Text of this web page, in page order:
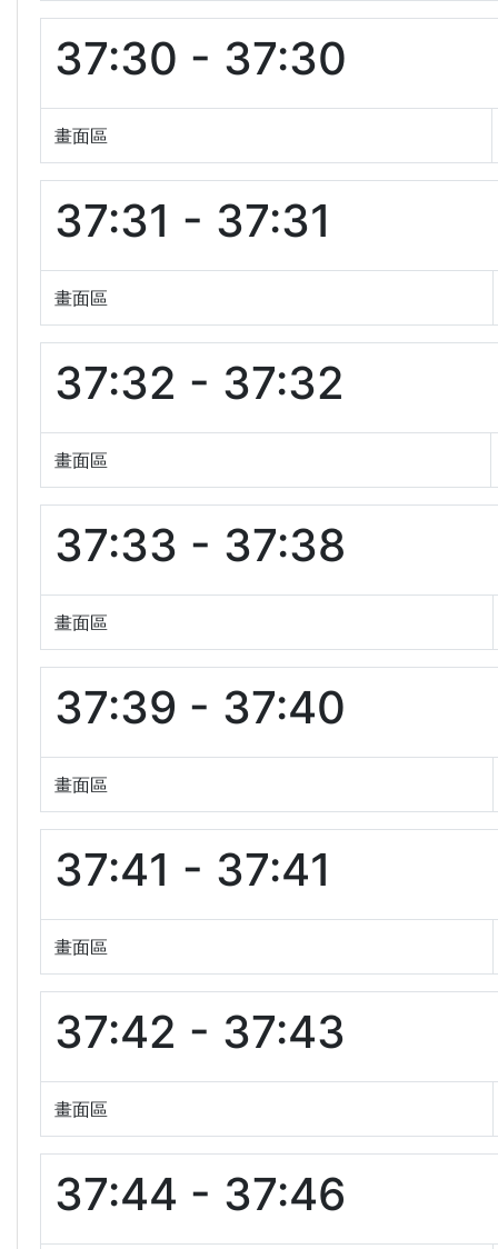
37:30 - 37:30
畫面區
37:31 - 37:31
畫面區
37:32 - 37:32
畫面區
37:33 - 37:38
畫面區
37:39 - 37:40
畫面區
37:41 - 37:41
畫面區
37:42 - 37:43
畫面區
37:44 - 37:46